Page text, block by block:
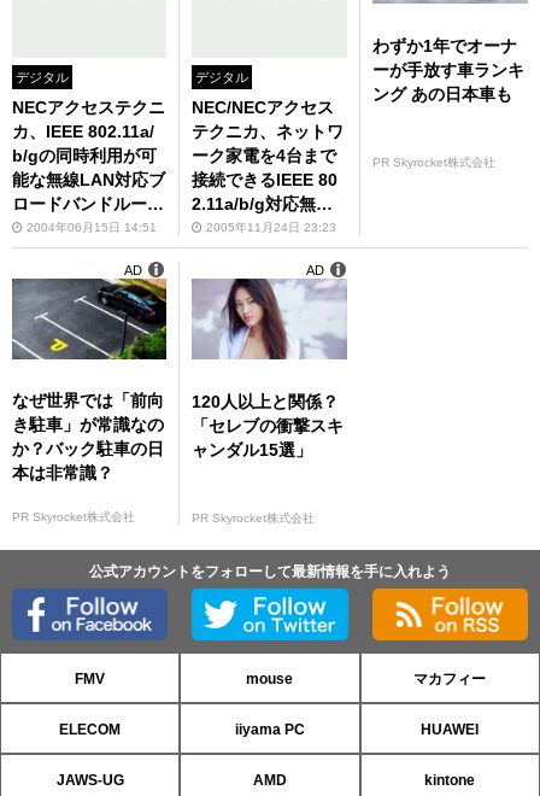
デジタル
NECアクセステクニ
カ、IEEE 802.11a/
b/gの同時利用が可
能な無線LAN対応ブ
ロードバンドルータ
ー『Aterm WR7800
H』などを発売
2004年06月15日 14:51
デジタル
NEC/NECアクセス
テクニカ、ネットワ
ーク家電を4台まで
接続できるIEEE 80
2.11a/b/g対応無線L
ANコンバーター『A
termWL54SE』を発
売
2005年11月24日 23:23
わずか1年でオーナ
ーが手放す車ランキ
ング あの日本車も
PR Skyrocket株式会社
なぜ世界では「前向
き駐車」が常識なの
か？バック駐車の日
本は非常識？
PR Skyrocket株式会社
AD
120人以上と関係？
「セレブの衝撃スキ
ャンダル15選」
PR Skyrocket株式会社
AD
公式アカウントをフォローして最新情報を手に入れよう
FMV mouse マカフィー
ELECOM iiyama PC HUAWEI
JAWS-UG AMD kintone